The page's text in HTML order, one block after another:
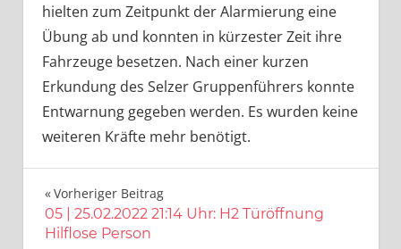
hielten zum Zeitpunkt der Alarmierung eine
Übung ab und konnten in kürzester Zeit ihre
Fahrzeuge besetzen. Nach einer kurzen
Erkundung des Selzer Gruppenführers konnte
Entwarnung gegeben werden. Es wurden keine
weiteren Kräfte mehr benötigt.
Beitragsnavigation
Vorheriger Beitrag
05 | 25.02.2022 21:14 Uhr: H2 Türöffnung
Hilflose Person